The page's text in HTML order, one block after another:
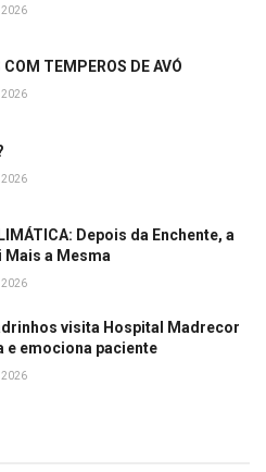
2026
COM TEMPEROS DE AVÓ
2026
2026
Depois da Enchente, a
Mais a Mesma
2026
visita Hospital Madrecor
e emociona paciente
2026